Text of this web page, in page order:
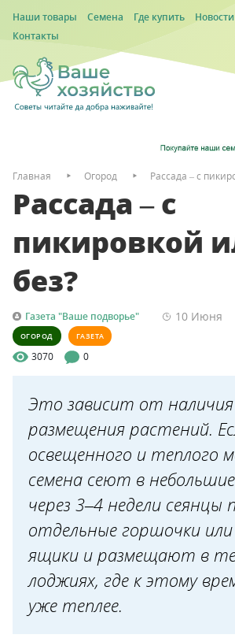
Наши товары Семена Где купить Новости
Контакты
Главная Огород Рассада – с
Рассада – с
пикировкой
без?
Газета "Ваше подворье" 10 Июня
ОГОРОД ГАЗЕТА
3070 0
Это зависит от
размещения растений.
освещенного и теплого
семена сеют в
через 3–4 недели
отдельные горшочки
ящики и размещают в
лоджиях, где к этому
уже теплее.